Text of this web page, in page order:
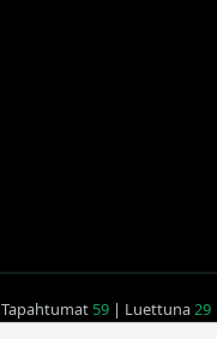
Tapahtumat 59 | Luettuna 29